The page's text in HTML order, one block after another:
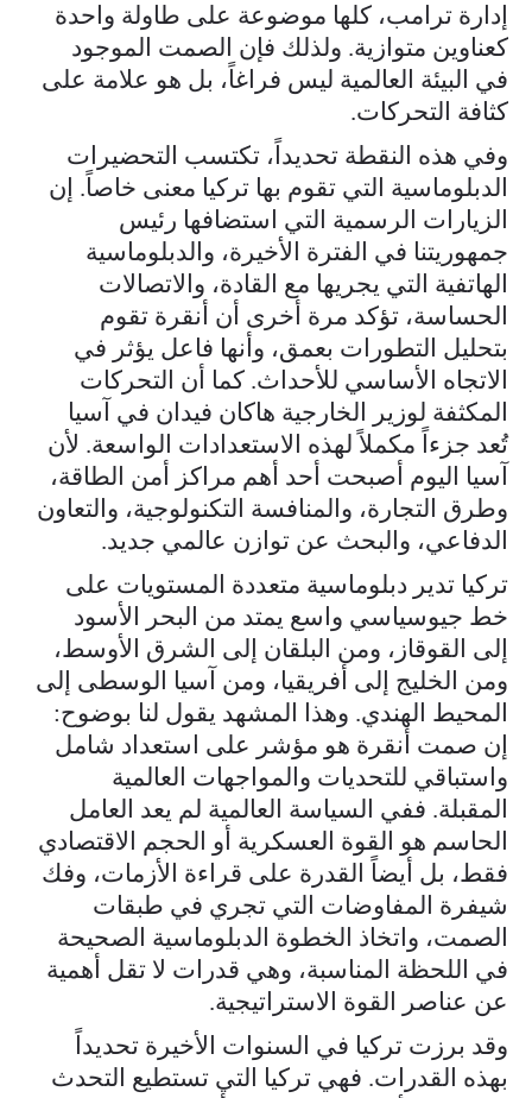
إدارة ترامب، كلها موضوعة على طاولة واحدة
كعناوين متوازية. ولذلك فإن الصمت الموجود
في البيئة العالمية ليس فراغاً، بل هو علامة على
كثافة التحركات.
وفي هذه النقطة تحديداً، تكتسب التحضيرات
الدبلوماسية التي تقوم بها تركيا معنى خاصاً. إن
الزيارات الرسمية التي استضافها رئيس
جمهوريتنا في الفترة الأخيرة، والدبلوماسية
الهاتفية التي يجريها مع القادة، والاتصالات
الحساسة، تؤكد مرة أخرى أن أنقرة تقوم
بتحليل التطورات بعمق، وأنها فاعل يؤثر في
الاتجاه الأساسي للأحداث. كما أن التحركات
المكثفة لوزير الخارجية هاكان فيدان في آسيا
تُعد جزءاً مكملاً لهذه الاستعدادات الواسعة. لأن
آسيا اليوم أصبحت أحد أهم مراكز أمن الطاقة،
وطرق التجارة، والمنافسة التكنولوجية، والتعاون
الدفاعي، والبحث عن توازن عالمي جديد.
تركيا تدير دبلوماسية متعددة المستويات على
خط جيوسياسي واسع يمتد من البحر الأسود
إلى القوقاز، ومن البلقان إلى الشرق الأوسط،
ومن الخليج إلى أفريقيا، ومن آسيا الوسطى إلى
المحيط الهندي. وهذا المشهد يقول لنا بوضوح:
إن صمت أنقرة هو مؤشر على استعداد شامل
واستباقي للتحديات والمواجهات العالمية
المقبلة. ففي السياسة العالمية لم يعد العامل
الحاسم هو القوة العسكرية أو الحجم الاقتصادي
فقط، بل أيضاً القدرة على قراءة الأزمات، وفك
شيفرة المفاوضات التي تجري في طبقات
الصمت، واتخاذ الخطوة الدبلوماسية الصحيحة
في اللحظة المناسبة، وهي قدرات لا تقل أهمية
عن عناصر القوة الاستراتيجية.
وقد برزت تركيا في السنوات الأخيرة تحديداً
بهذه القدرات. فهي تركيا التي تستطيع التحدث